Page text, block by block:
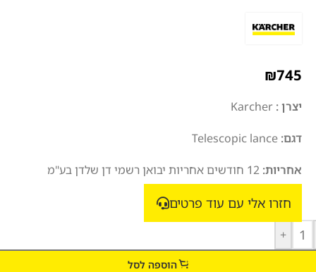
₪745
יצרן :
דגם: Telescopic lance
אחריות:
חזרו אלי עם עוד פרטים
+
הוספה לסל